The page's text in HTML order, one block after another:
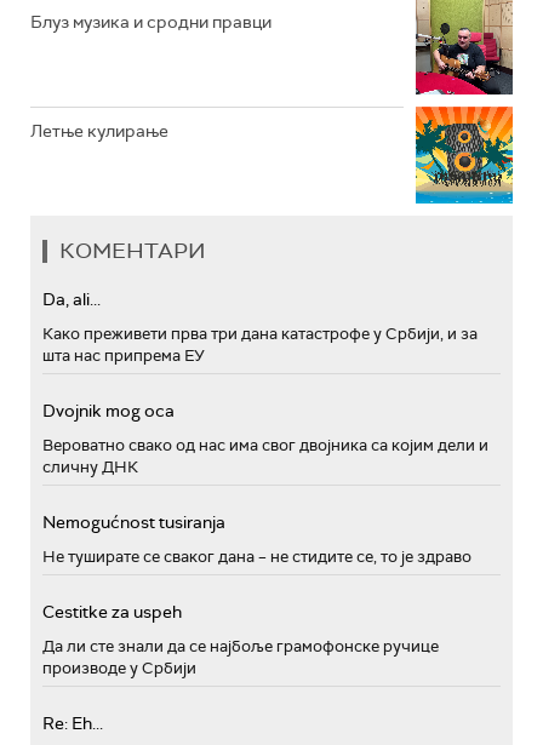
Блуз музика и сродни правци
Летње кулирање
КОМЕНТАРИ
Da, ali...
Како преживети прва три дана катастрофе у Србији, и за
шта нас припрема ЕУ
Dvojnik mog oca
Вероватно свако од нас има свог двојника са којим дели и
сличну ДНК
Nemogućnost tusiranja
Не туширате се сваког дана – не стидите се, то је здраво
Cestitke za uspeh
Да ли сте знали да се најбоље грамофонске ручице
производе у Србији
Re: Eh...